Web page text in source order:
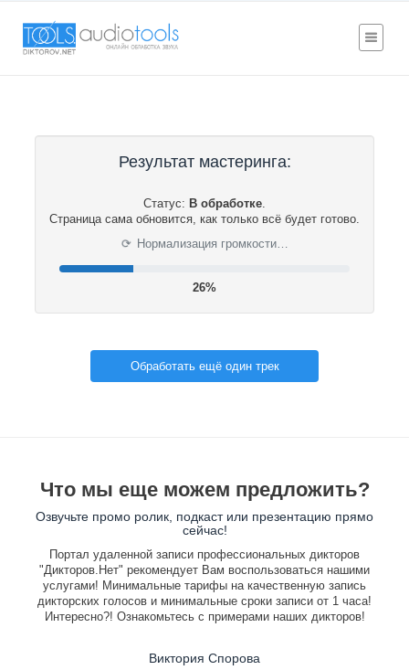
Результат мастеринга:
Статус: В обработке.
Страница сама обновится, как только всё будет готово.
⟳ Нормализация громкости…
26%
Обработать ещё один трек
Что мы еще можем предложить?
Озвучьте промо ролик, подкаст или презентацию прямо
сейчас!
Портал удаленной записи профессиональных дикторов
"Дикторов.Нет" рекомендует Вам воспользоваться нашими
услугами! Минимальные тарифы на качественную запись
дикторских голосов и минимальные сроки записи от 1 часа!
Интересно?! Ознакомьтесь с примерами наших дикторов!
Виктория Спорова